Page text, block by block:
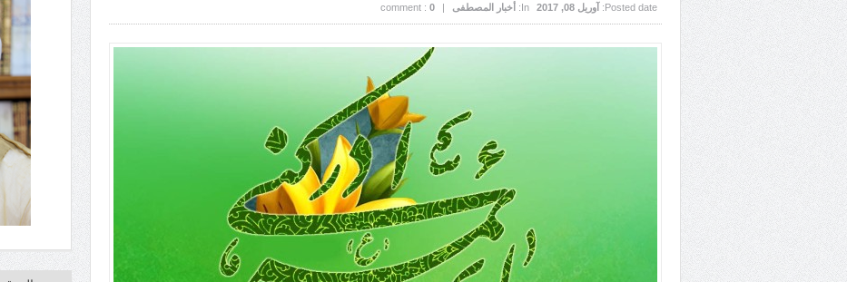
Posted date: آوریل 08, 2017 In: أخبار المصطفى |
comment : 0